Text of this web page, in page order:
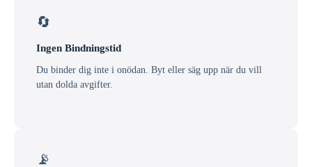
🔄
Ingen Bindningstid
Du binder dig inte i onödan. Byt eller säg upp när du vill
utan dolda avgifter.
📡